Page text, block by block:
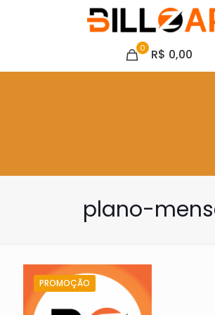
0 R$ 0,00
plano-
PROMOÇÃO